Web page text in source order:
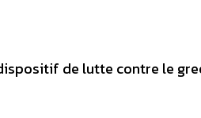
de lutte contre le